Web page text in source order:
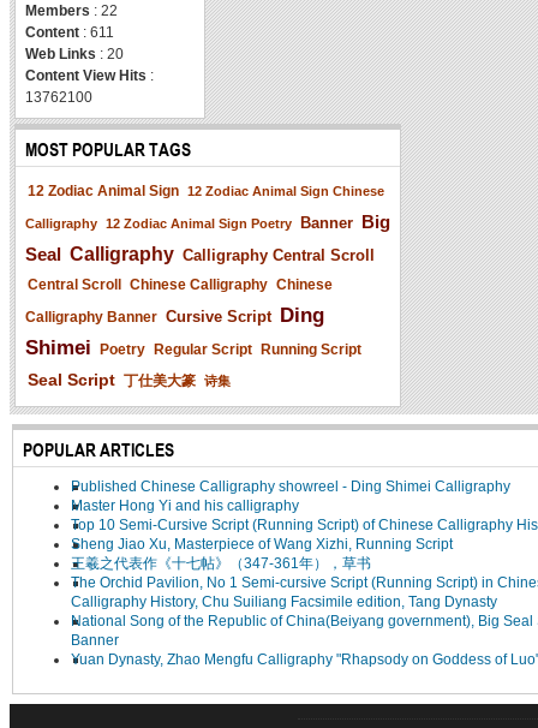
Members : 22
Content : 611
Web Links : 20
Content View Hits :
13762100
MOST POPULAR TAGS
12 Zodiac Animal Sign 12 Zodiac Animal Sign Chinese
Calligraphy 12 Zodiac Animal Sign Poetry Banner Big
Seal Calligraphy Calligraphy Central Scroll
Central Scroll Chinese Calligraphy Chinese
Calligraphy Banner Cursive Script Ding
Shimei Poetry Regular Script Running Script
Seal Script 丁仕美大篆 诗集
POPULAR ARTICLES
Published Chinese Calligraphy showreel - Ding Shimei Calligraphy
Master Hong Yi and his calligraphy
Top 10 Semi-Cursive Script (Running Script) of Chinese Calligraphy
Sheng Jiao Xu, Masterpiece of Wang Xizhi, Running Script
王羲之代表作《十七帖》（347-361年），草书
The Orchid Pavilion, No 1 Semi-cursive Script (Running Script) in
Calligraphy History, Chu Suiliang Facsimile edition, Tang Dynasty
National Song of the Republic of China(Beiyang government), Big Seal
Banner
Yuan Dynasty, Zhao Mengfu Calligraphy "Rhapsody on Goddess of